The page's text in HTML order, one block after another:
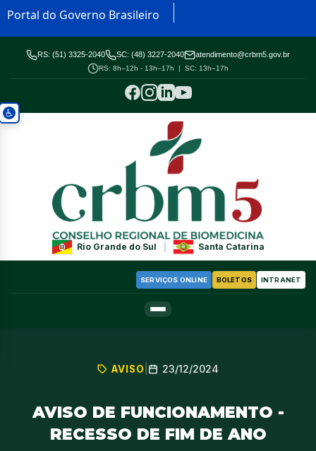
Portal do Governo Brasileiro
RS: (51) 3325-2040 SC: (48) 3227-2040 atendimento@crbm5.gov.br
RS: 8h–12h - 13h–17h | SC: 13h–17h
Rio Grande do Sul Santa Catarina
SERVIÇOS ONLINE BOLETOS INTRANET
AVISO 23/12/2024
AVISO DE FUNCIONAMENTO -
RECESSO DE FIM DE ANO